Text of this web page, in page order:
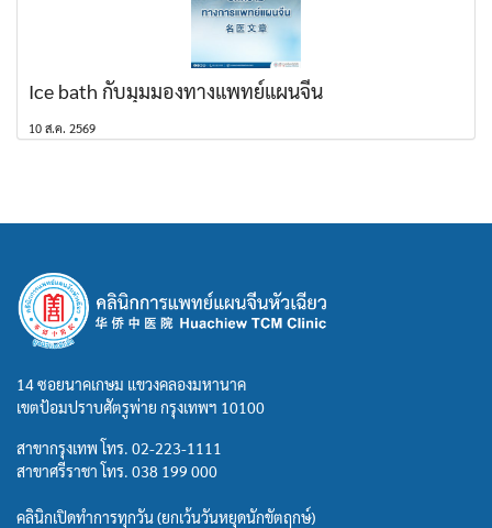
Ice bath กับมุมมองทางแพทย์แผนจีน
10 ส.ค. 2569
14 ซอยนาคเกษม แขวงคลองมหานาค
เขตป้อมปราบศัตรูพ่าย กรุงเทพฯ 10100
สาขากรุงเทพ โทร. 02-223-1111
สาขาศรีราชา โทร. 038 199 000
คลินิกเปิดทำการทุกวัน (ยกเว้นวันหยุดนักขัตฤกษ์)